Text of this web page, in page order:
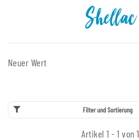
Shellac
Neuer Wert
Filter und Sortierung
Artikel 1 - 1 von 1